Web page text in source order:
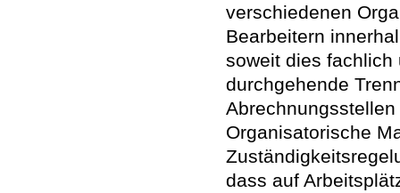
verschiedenen
Bearbeitern
soweit dies fachlich
durchgehende
Organisatorische
dass auf